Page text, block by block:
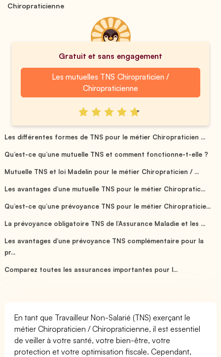
Chiropraticienne
Gratuit et sans engagement
Les mutuelles TNS Chiropraticien /
Chiropraticienne
Les différentes formes de TNS pour le métier Chiropraticien ...
Qu’est-ce qu’une mutuelle TNS et comment fonctionne-t-elle ?
Mutuelle TNS et loi Madelin pour le métier Chiropraticien / ...
Les avantages d’une mutuelle TNS pour le métier Chiropratic...
Qu’est-ce qu’une prévoyance TNS pour le métier Chiropraticie...
La prévoyance obligatoire TNS de l’Assurance Maladie et les ...
Les avantages d’une prévoyance TNS complémentaire pour la
pr...
Comparez toutes les assurances importantes pour l...
En tant que Travailleur Non-Salarié (TNS) exerçant le
métier Chiropraticien / Chiropraticienne, il est essentiel
de veiller à votre santé, votre bien-être, votre
protection et votre optimisation fiscale. Cependant,